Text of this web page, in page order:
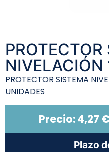
PROTECTOR SISTEMA
UNIDADES
Precio:4,27
Plazo